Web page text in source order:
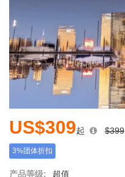
US$309起 $399
3%团体折扣
产品等级:
超值